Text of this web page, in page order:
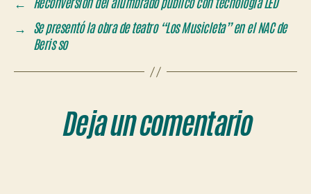
→ Se presentó la obra de teatro “Los Musicleta” en el NAC de
Beris so
Deja un comentario